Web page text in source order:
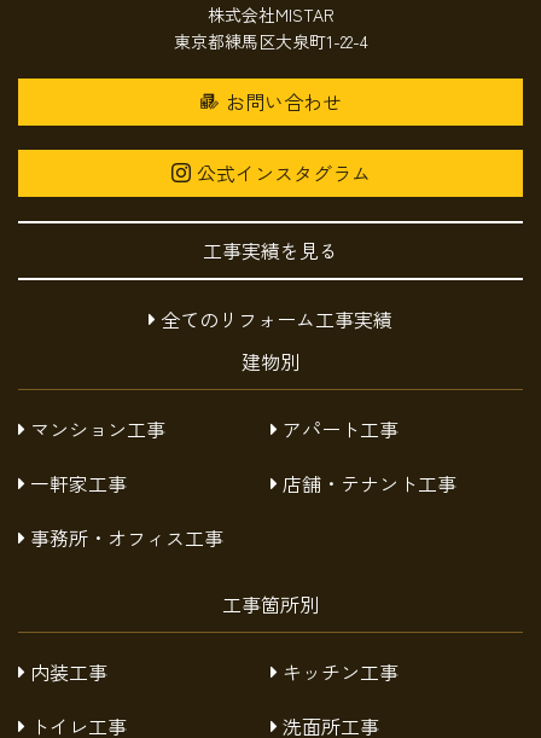
株式会社MISTAR
東京都練馬区大泉町1-22-4
お問い合わせ
公式インスタグラム
工事実績を見る
全てのリフォーム工事実績
建物別
マンション工事
アパート工事
一軒家工事
店舗・テナント工事
事務所・オフィス工事
工事箇所別
内装工事
キッチン工事
トイレ工事
洗面所工事